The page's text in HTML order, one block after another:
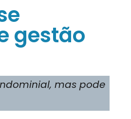
gestão
mas pode